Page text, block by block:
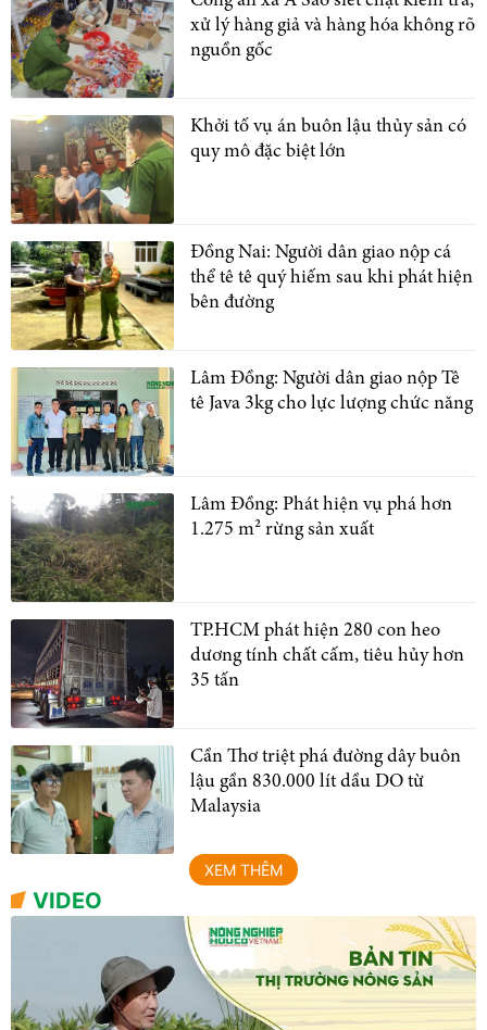
xử lý hàng giả và hàng hóa không rõ
nguồn gốc
Khởi tố vụ án buôn lậu thủy sản có
quy mô đặc biệt lớn
Đồng Nai: Người dân giao nộp cá
thể tê tê quý hiếm sau khi phát hiện
bên đường
Lâm Đồng: Người dân giao nộp Tê
tê Java 3kg cho lực lượng chức năng
Lâm Đồng: Phát hiện vụ phá hơn
1.275 m² rừng sản xuất
TP.HCM phát hiện 280 con heo
dương tính chất cấm, tiêu hủy hơn
35 tấn
Cần Thơ triệt phá đường dây buôn
lậu gần 830.000 lít dầu DO từ
Malaysia
XEM THÊM
VIDEO